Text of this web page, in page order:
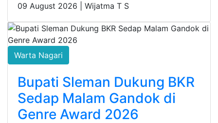
09 August 2026 | Wijatma T S
Warta Nagari
Bupati Sleman Dukung BKR
Sedap Malam Gandok di
Genre Award 2026